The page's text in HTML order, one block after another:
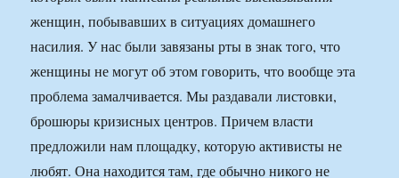
женщин, побывавших в ситуациях домашнего
насилия. У нас были завязаны рты в знак того, что
женщины не могут об этом говорить, что вообще эта
проблема замалчивается. Мы раздавали листовки,
брошюры кризисных центров. Причем власти
предложили нам площадку, которую активисты не
любят. Она находится там, где обычно никого не